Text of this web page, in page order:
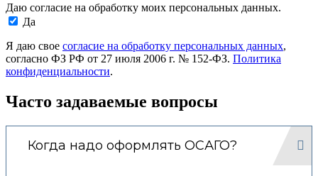
Даю согласие на обработку моих персональных данных.
Да
Я даю свое согласие на обработку персональных данных,
согласно ФЗ РФ от 27 июля 2006 г. № 152-ФЗ. Политика
конфиденциальности.
Часто задаваемые вопросы
Когда надо оформлять ОСАГО?